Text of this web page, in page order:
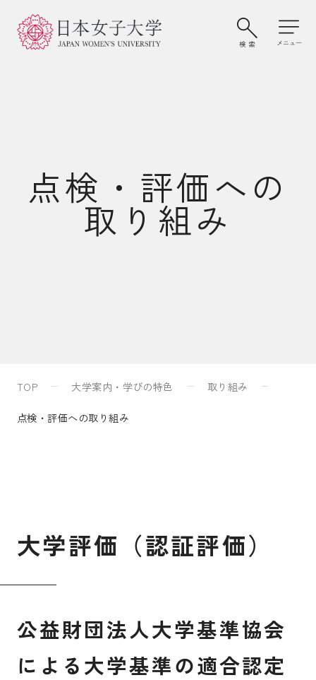
大学案内・学びの特色
受験生の皆さま
保護者等の皆さま
点検・評価への
取り組み
TOP 大学案内・学びの特色 取り組み
点検・評価への取り組み
大学評価 （認証評価）
公益財団法人大学基準協会
による大学基準の適合認定